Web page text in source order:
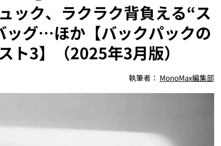
ック、ラクラク背負える“ス
ッグ…ほか【バックパックの
ト3】（2025年3月版）
執筆者： MonoMax編集部